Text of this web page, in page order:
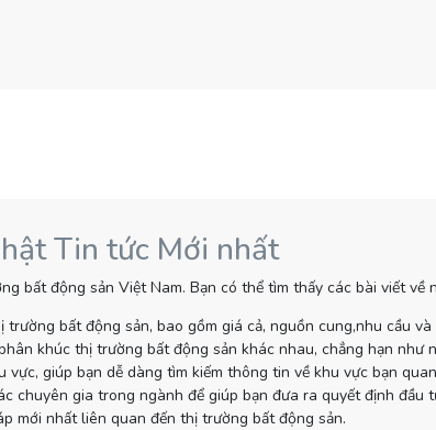
Tin tức Mới nhất
bất động sản Việt Nam. Bạn có thể tìm thấy các bài viết về
bất động sản, bao gồm giá cả, nguồn cung,nhu cầu
khúc thị trường bất động sản khác nhau, chẳng hạn như
giúp bạn dễ dàng tìm kiếm thông tin về khu vực bạn
chuyên gia trong ngành để giúp bạn đưa ra quyết định đầu
mới nhất liên quan đến thị trường bất động sản.